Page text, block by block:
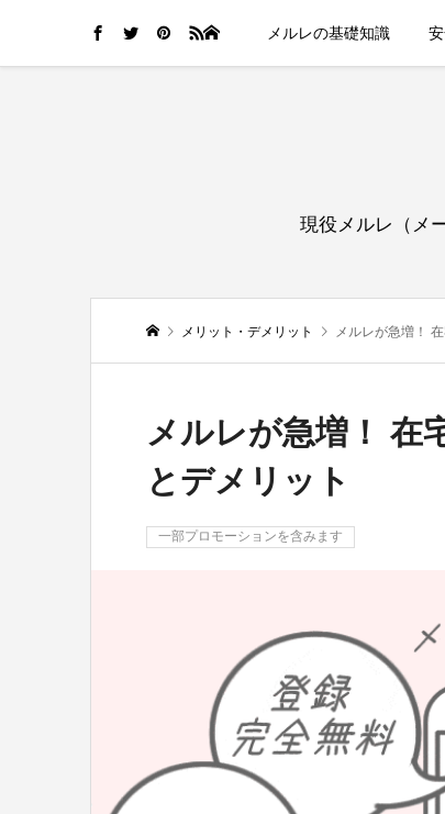
HOME メルレの基礎知識
現役メルレ（メ
メリット・デメリット メルレが急増！
メルレが急増！ 在
とデメリット
一部プロモーションを含みます